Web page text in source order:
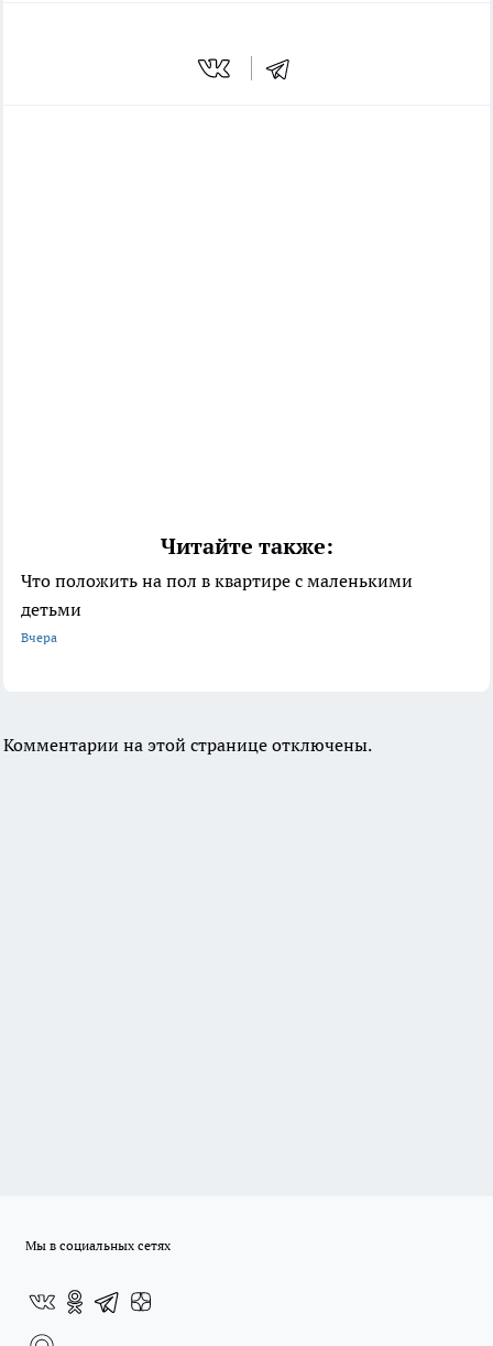
Читайте также:
Что положить на пол в квартире с маленькими
детьми
Вчера
Комментарии на этой странице отключены.
Мы в социальных сетях